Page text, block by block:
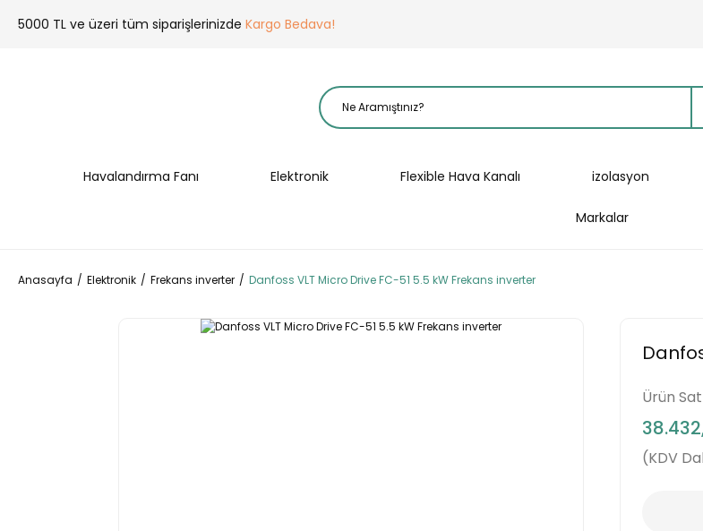
5000 TL ve üzeri tüm siparişlerinizde Kargo Bedava!
Havalandırma Fanı Elektronik Flexible Hava Kanalı izolasyon
Markalar
Anasayfa Elektronik Frekans inverter Danfoss VLT Micro Drive FC-51 5.5 kW Frekans inverter
Ürün
(KDV